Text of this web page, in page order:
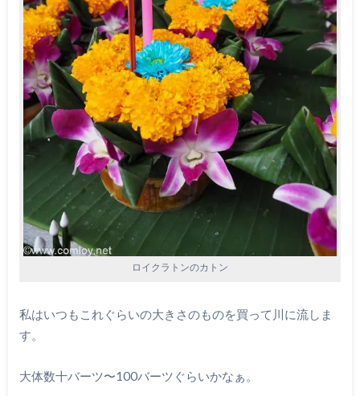
ロイクラトンのカトン
私はいつもこれぐらいの大きさのものを買って川に流しま
す。
大体数十バーツ〜100バーツぐらいかなぁ。